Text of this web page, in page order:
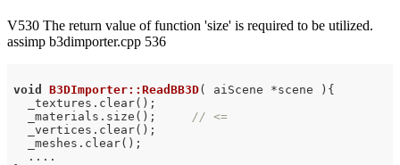
V530 The return value of function 'size' is required to be utilized.
assimp b3dimporter.cpp 536
void B3DImporter::ReadBB3D( aiScene *scene ) {
  _textures.clear();
  _materials.size();
// <=
  _vertices.clear();
  _meshes.clear();
  ....